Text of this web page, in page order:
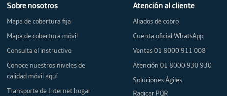
Sobre nosotros
Mapa de cobertura fija
Mapa de cobertura móvil
Consulta el instructivo
Conoce nuestros niveles de
calidad móvil aquí
Transporte de Internet hogar
Atención al cliente
Aliados de cobro
Cuenta oficial WhatsApp
Ventas 01 8000 911 008
Atención 01 8000 930 930
Soluciones Ágiles
Radicar PQR